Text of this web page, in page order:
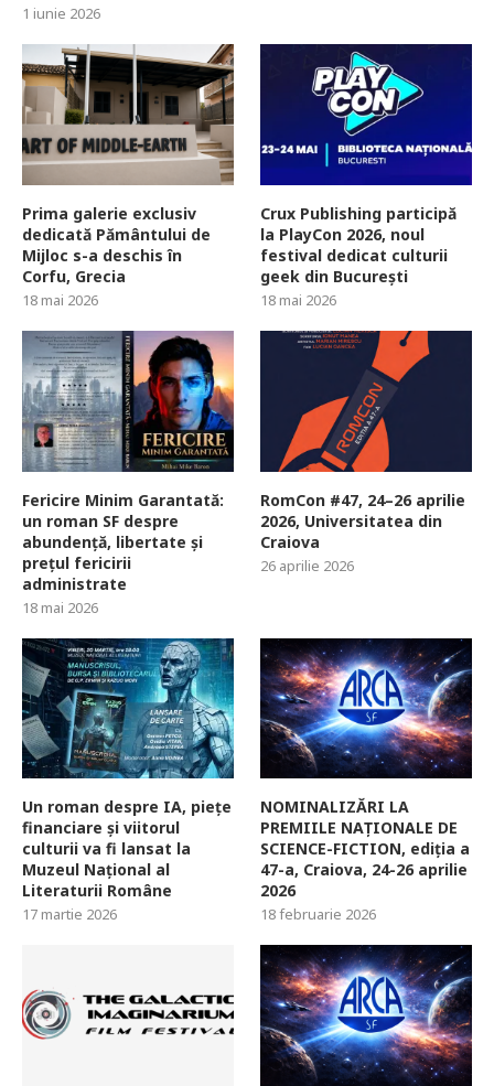
1 iunie 2026
Prima galerie exclusiv
dedicată Pământului de
Mijloc s-a deschis în
Corfu, Grecia
18 mai 2026
Crux Publishing participă
la PlayCon 2026, noul
festival dedicat culturii
geek din București
18 mai 2026
Fericire Minim Garantată:
un roman SF despre
abundență, libertate și
prețul fericirii
administrate
18 mai 2026
RomCon #47, 24–26 aprilie
2026, Universitatea din
Craiova
26 aprilie 2026
Un roman despre IA, piețe
financiare și viitorul
culturii va fi lansat la
Muzeul Național al
Literaturii Române
17 martie 2026
NOMINALIZĂRI LA
PREMIILE NAȚIONALE DE
SCIENCE-FICTION, ediția a
47-a, Craiova, 24-26 aprilie
2026
18 februarie 2026